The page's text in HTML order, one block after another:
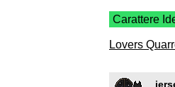
Carattere
Lovers